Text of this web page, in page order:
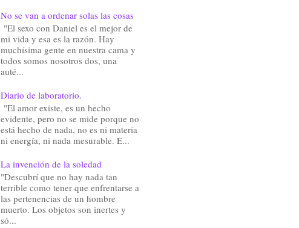
No se van a ordenar solas las cosas
"El sexo con Daniel es el mejor de
mi vida y esa es la razón. Hay
muchísima gente en nuestra cama y
todos somos nosotros dos, una
auté...
Diario de laboratorio.
"El amor existe, es un hecho
evidente, pero no se mide porque no
está hecho de nada, no es ni materia
ni energía, ni nada mesurable. E...
La invención de la soledad
"Descubrí que no hay nada tan
terrible como tener que enfrentarse a
las pertenencias de un hombre
muerto. Los objetos son inertes y
só...